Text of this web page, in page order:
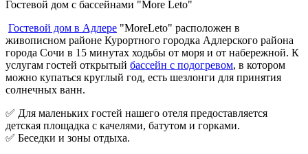
Гостевой дом с бассейнами "More Leto"
Гостевой дом в Адлере "MoreLeto" расположен в
живописном районе Курортного городка Адлерского района
города Сочи в 15 минутах ходьбы от моря и от набережной. К
услугам гостей открытый бассейн с подогревом, в котором
можно купаться круглый год, есть шезлонги для принятия
солнечных ванн.
✅ Для маленьких гостей нашего отеля предоставляется
детская площадка с качелями, батутом и горками.
✅ Беседки и зоны отдыха.